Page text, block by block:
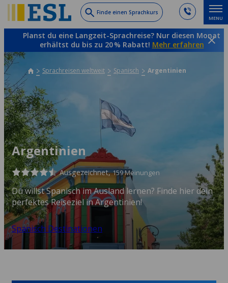
to
main
Finde einen Sprachkurs
MENU
Planst du eine Langzeit-Sprachreise? Nur diesen Monat
erhältst du bis zu 20 % Rabatt! Mehr erfahren
Sprachreisen weltweit Spanisch Argentinien
Argentinien
Ausgezeichnet,159 Meinungen
Du willst Spanisch im Ausland lernen? Finde hier dein
perfektes Reiseziel in Argentinien!
Spanisch Destinationen